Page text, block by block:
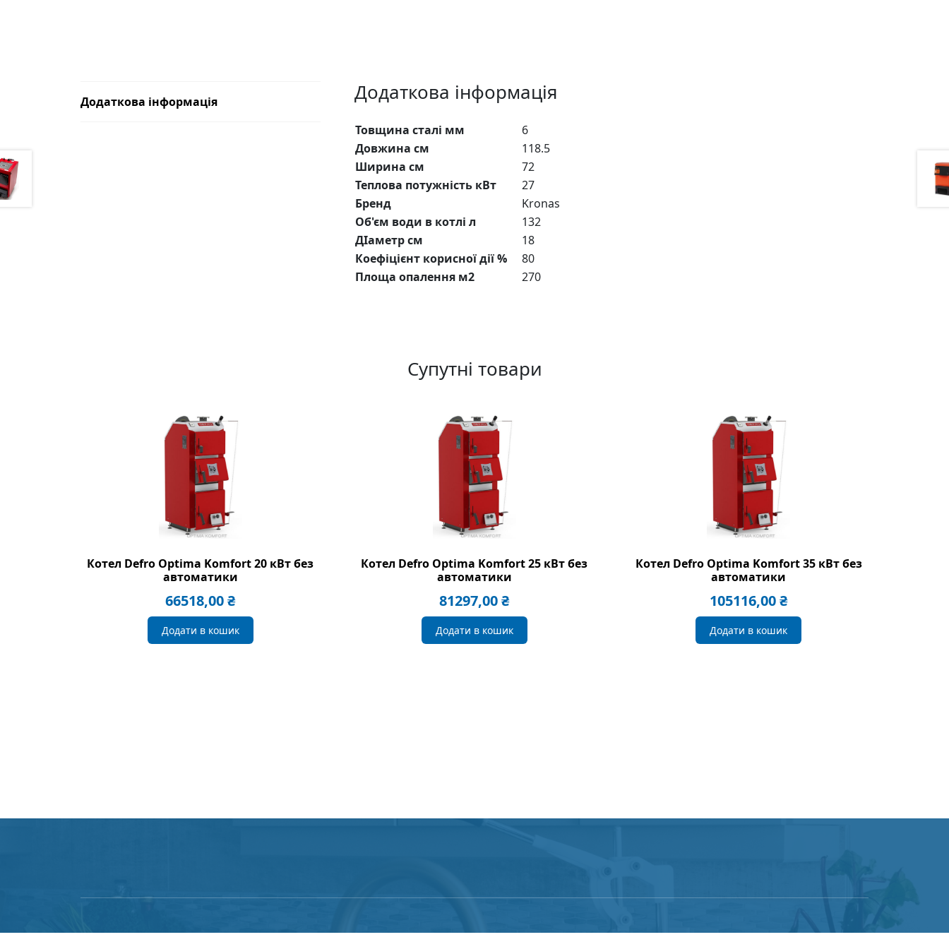
Додаткова інформація Додаткова інформація
Товщина сталі мм
6
Довжина см
118.5
Ширина см
72
Теплова потужність кВт
27
Бренд
Kronas
Об'єм води в котлі л
132
ДІаметр см
18
Коефіцієнт корисної дії %
80
Площа опалення м2
270
Супутні товари
Котел Defro Optima Komfort 20 кВт без
автоматики
66518,00₴
Додати в кошик
Котел Defro Optima Komfort 25 кВт без
автоматики
81297,00₴
Додати в кошик
Котел Defro Optima Komfort 35 кВт без
автоматики
105116,00₴
Додати в кошик